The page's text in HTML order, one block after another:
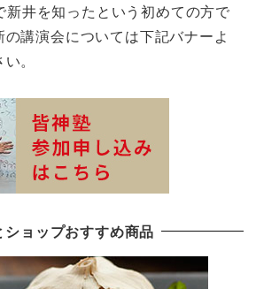
井を知ったという初めての方で
講演会については下記バナーよ
。
ショップおすすめ商品